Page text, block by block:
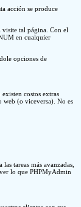
acción se produce
tal página. Con el
en cualquier
opciones de
costos extras
web (o viceversa). No es
tareas más avanzadas,
lo que PHPMyAdmin